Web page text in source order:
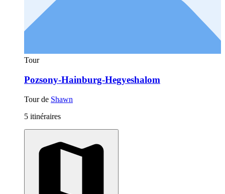
Tour
Pozsony-Hainburg-Hegyeshalom
Tour de Shawn
5 itinéraires